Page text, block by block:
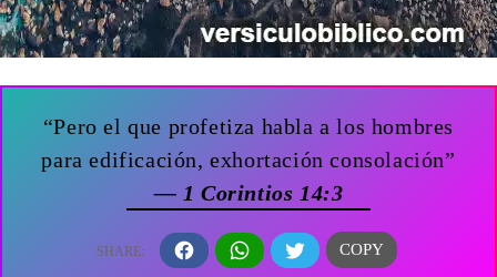
“Pero el que profetiza habla a los hombres
para edificación, exhortación consolación”
— 1 Corintios 14:3